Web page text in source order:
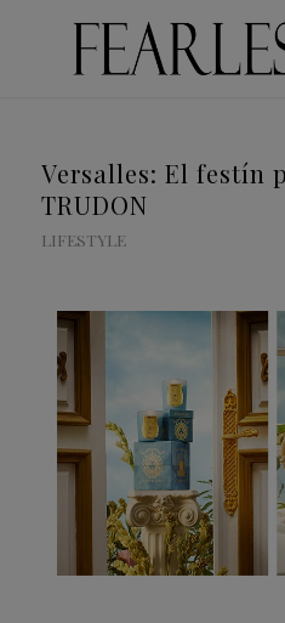
Versalles: El festín
TRUDON
LIFESTYLE